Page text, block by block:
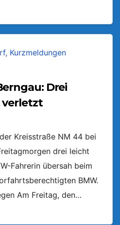
Drei
verletzt
Kreisstraße NM 44 bei
drei leicht
Fahrerin übersah beim
BMW.
Am Freitag, den…